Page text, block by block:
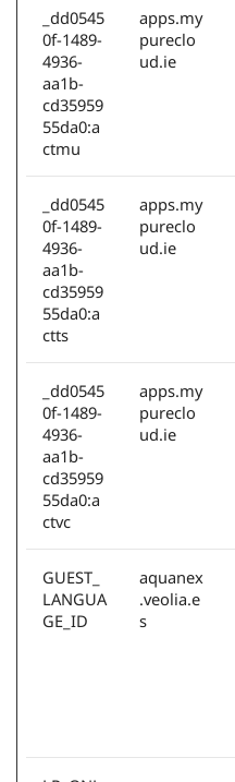
_dd0545
0f-1489-
4936-
aa1b-
cd35959
55da0:a
ctmu
apps.my
pureclo
ud.ie
_dd0545
0f-1489-
4936-
aa1b-
cd35959
55da0:a
ctts
apps.my
pureclo
ud.ie
_dd0545
0f-1489-
4936-
aa1b-
cd35959
55da0:a
ctvc
apps.my
pureclo
ud.ie
GUEST_
LANGUA
GE_ID
aquanex
.veolia.e
s